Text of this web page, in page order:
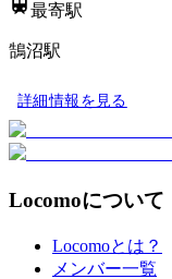
最寄駅
鵠沼駅
詳細情報を見る
Locomoについて
Locomoとは？
メンバー一覧